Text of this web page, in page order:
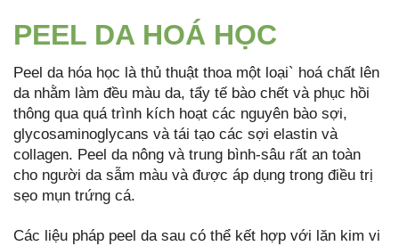
PEEL DA HOÁ HỌC
Peel da hóa học là thủ thuật thoa một loại` hoá chất lên
da nhằm làm đều màu da, tẩy tế bào chết và phục hồi
thông qua quá trình kích hoạt các nguyên bào sợi,
glycosaminoglycans và tái tạo các sợi elastin và
collagen. Peel da nông và trung bình-sâu rất an toàn
cho người da sẫm màu và được áp dụng trong điều trị
sẹo mụn trứng cá.
Các liệu pháp peel da sau có thể kết hợp với lăn kim vi